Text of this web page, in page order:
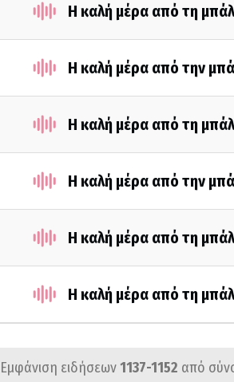
Η καλή μέρα από τη
Η καλή μέρα από την
Η καλή μέρα από τη
Η καλή μέρα από την
Η καλή μέρα από τη
Η καλή μέρα από τη
Εμφάνιση ειδήσεων1137-1152 από